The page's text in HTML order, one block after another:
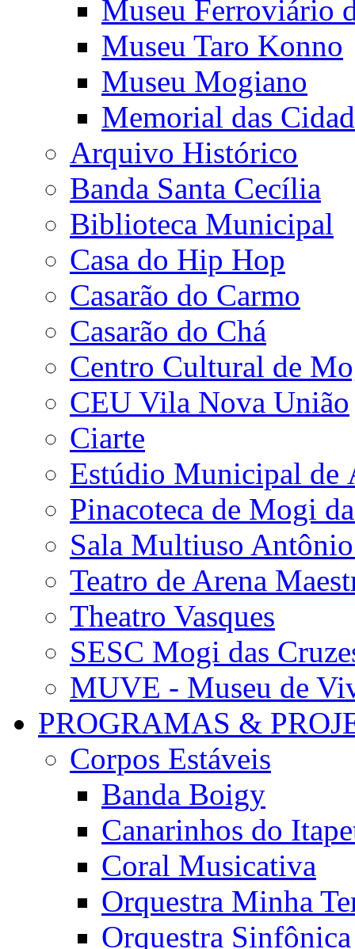
Museu Ferroviário
Museu Taro Konno
Museu Mogiano
Memorial das
Arquivo Histórico
Banda Santa Cecília
Biblioteca Municipal
Casa do Hip Hop
Casarão do Carmo
Casarão do Chá
Centro Cultural de
CEU Vila Nova União
Ciarte
Estúdio Municipal de
Pinacoteca de Mogi
Sala Multiuso
Teatro de Arena
Theatro Vasques
SESC Mogi das
MUVE - Museu de
PROGRAMAS &
Corpos Estáveis
Banda Boigy
Canarinhos do
Coral Musicativa
Orquestra Minha
Orquestra